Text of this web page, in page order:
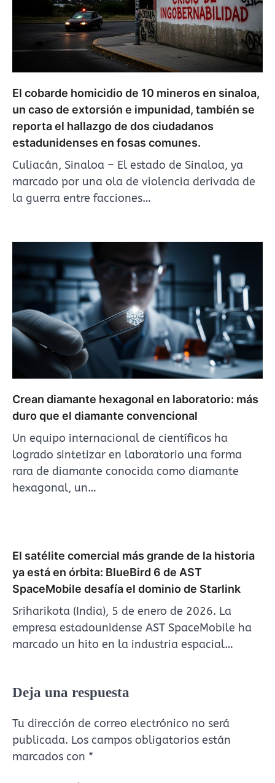
El cobarde homicidio de 10 mineros en sinaloa,
un caso de extorsión e impunidad, también se
reporta el hallazgo de dos ciudadanos
estadunidenses en fosas comunes.
Culiacán, Sinaloa – El estado de Sinaloa, ya
marcado por una ola de violencia derivada de
la guerra entre facciones…
Crean diamante hexagonal en laboratorio: más
duro que el diamante convencional
Un equipo internacional de científicos ha
logrado sintetizar en laboratorio una forma
rara de diamante conocida como diamante
hexagonal, un…
El satélite comercial más grande de la historia
ya está en órbita: BlueBird 6 de AST
SpaceMobile desafía el dominio de Starlink
Sriharikota (India), 5 de enero de 2026. La
empresa estadounidense AST SpaceMobile ha
marcado un hito en la industria espacial…
Deja una respuesta
Tu dirección de correo electrónico no será
publicada. Los campos obligatorios están
marcados con *